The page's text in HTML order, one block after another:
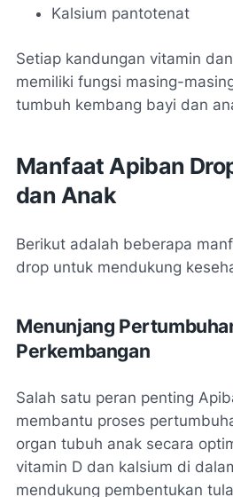
Kalsium pantotenat
Setiap kandungan vitamin
memiliki fungsi masing-
tumbuh kembang bayi dan
Manfaat Apiban
dan Anak
Berikut adalah beberapa
drop untuk mendukung
Menunjang
Perkembangan
Salah satu peran penting
membantu proses
organ tubuh anak secara
vitamin D dan kalsium di
mendukung pembentukan